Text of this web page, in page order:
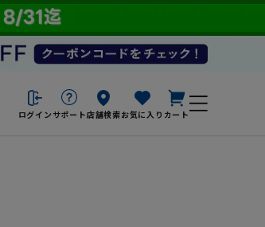
ログイン サポート店舗検索お気に入り カート